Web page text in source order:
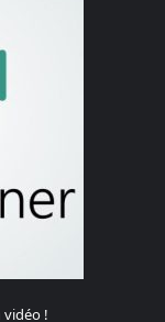
vidéo !